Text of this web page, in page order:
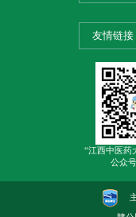
友情链接
“江西中医药
公众